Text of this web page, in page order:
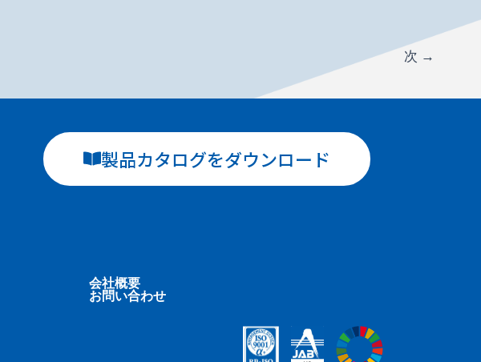
次 →
製品カタログをダウンロード
会社概要
お問い合わせ